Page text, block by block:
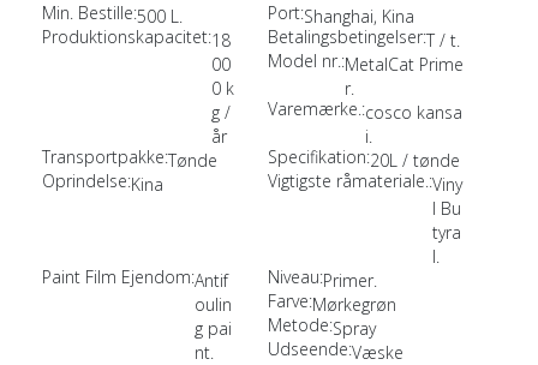
Min. Bestille:500 L. Port:Shanghai, Kina
Produktionskapacitet:18
00
0 k
g /
år
Betalingsbetingelser:T / t.
Model nr.:MetalCat Prime
r.
Varemærke.:cosco kansa
i.
Transportpakke:Tønde Specifikation:20L / tønde
Oprindelse:Kina Vigtigste råmateriale.:Viny
l Bu
tyra
l.
Paint Film Ejendom:Antif
oulin
g pai
nt.
Niveau:Primer.
Farve:Mørkegrøn
Metode:Spray
Udseende:Væske